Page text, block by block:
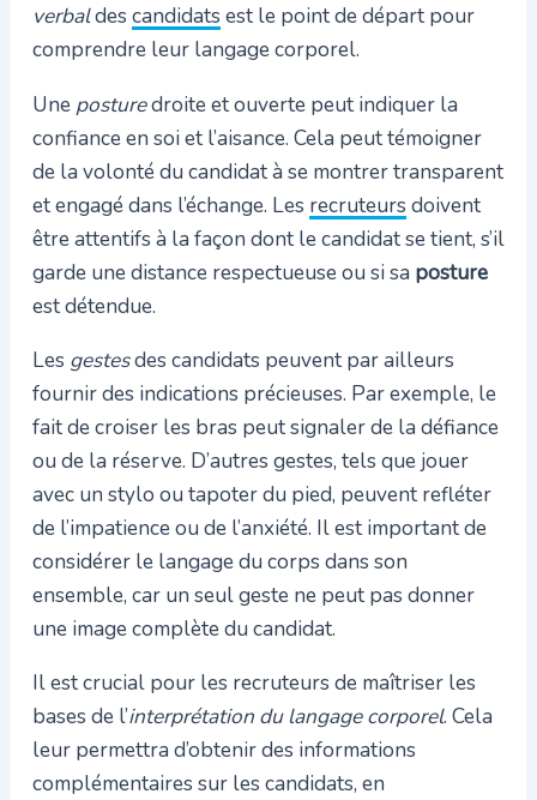
verbaldes candidats est le point de départ pour
comprendre leur langage corporel.
Une posturedroite et ouverte peut indiquer la
confiance en soi et l’aisance. Cela peut témoigner
de la volonté du candidat à se montrer transparent
et engagé dans l’échange. Les recruteurs doivent
être attentifs à la façon dont le candidat se tient, s’il
garde une distance respectueuse ou si sa posture
est détendue.
Les gestesdes candidats peuvent par ailleurs
fournir des indications précieuses. Par exemple, le
fait de croiser les bras peut signaler de la défiance
ou de la réserve. D’autres gestes, tels que jouer
avec un stylo ou tapoter du pied, peuvent refléter
de l’impatience ou de l’anxiété. Il est important de
considérer le langage du corps dans son
ensemble, car un seul geste ne peut pas donner
une image complète du candidat.
Il est crucial pour les recruteurs de maîtriser les
bases de l’interprétation du langage corporel. Cela
leur permettra d’obtenir des informations
complémentaires sur les candidats, en